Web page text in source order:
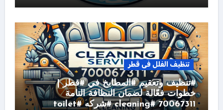
تنظيف الفلل فى قطر
#تنظيف وتعقيم #المطابخ في #قطر |
خطوات فعّالة لضمان النظافة التامة
70067311 #cleaning #شركه #toilet